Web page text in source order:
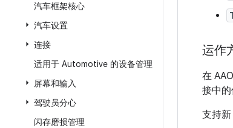
汽车框架核心
汽车设置
连接
适用于 Automotive 的设备管理
屏幕和输入
驾驶员分心
闪存磨损管理
运作
在
接中
支持